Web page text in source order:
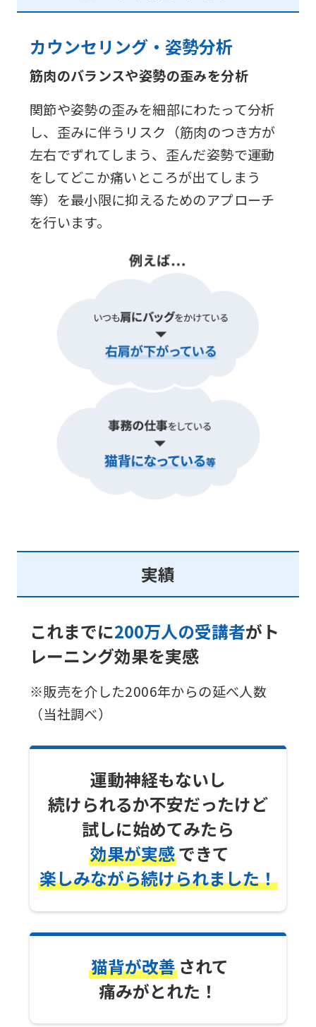
カウンセリング・姿勢分析
筋肉のバランスや姿勢の歪みを分析
関節や姿勢の歪みを細部にわたって分析
し、 歪みに伴うリスク（筋肉のつき方が
左右でずれてしまう、歪んだ姿勢で運動
をしてどこか痛いところが出てしまう
等）を最小限に抑えるためのアプローチ
を行います。
実績
これまでに200万人の受講者がト
レーニング効果を実感
※販売を介した2006年からの延べ人数
（当社調べ）
運動神経もないし
続けられるか不安だったけど
試しに始めてみたら
効果が実感できて
楽しみながら続けられました！
猫背が改善 されて
痛みがとれた！